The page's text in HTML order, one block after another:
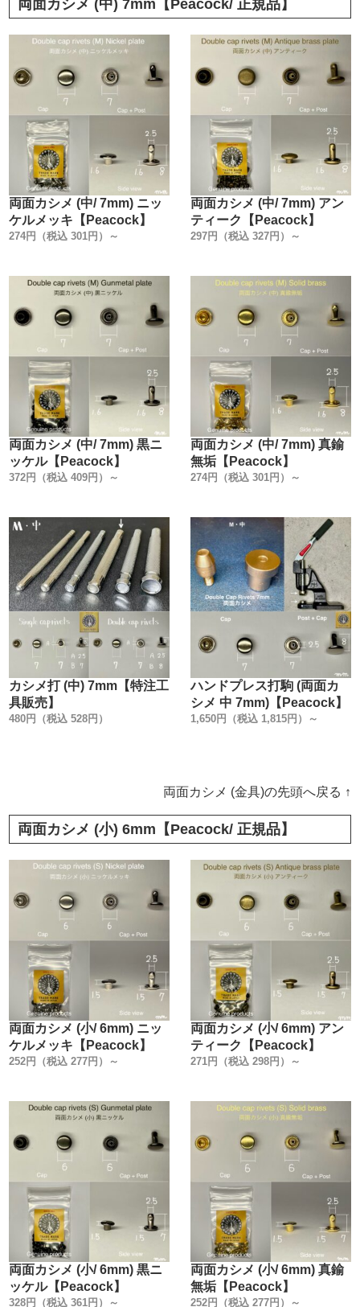
両面カシメ (中) 7mm【Peacock/ 正規品】
両面カシメ (中/ 7mm) ニッ
ケルメッキ【Peacock】
274円（税込 301円）～
両面カシメ (中/ 7mm) アン
ティーク【Peacock】
297円（税込 327円）～
両面カシメ (中/ 7mm) 黒ニ
ッケル【Peacock】
372円（税込 409円）～
両面カシメ (中/ 7mm) 真鍮
無垢【Peacock】
274円（税込 301円）～
カシメ打 (中) 7mm【特注工
具販売】
480円（税込 528円）
ハンドプレス打駒 (両面カ
シメ 中 7mm)【Peacock】
1,650円（税込 1,815円）～
両面カシメ (金具)の先頭へ戻る ↑
両面カシメ (小) 6mm【Peacock/ 正規品】
両面カシメ (小/ 6mm) ニッ
ケルメッキ【Peacock】
252円（税込 277円）～
両面カシメ (小/ 6mm) アン
ティーク【Peacock】
271円（税込 298円）～
両面カシメ (小/ 6mm) 黒ニ
ッケル【Peacock】
328円（税込 361円）～
両面カシメ (小/ 6mm) 真鍮
無垢【Peacock】
252円（税込 277円）～